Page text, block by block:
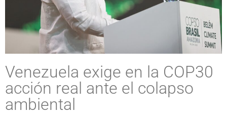
Venezuela exige en la COP30
acción real ante el colapso
ambiental